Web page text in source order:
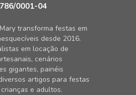
0001-04
transforma festas em
desde 2016.
em locação de
cenários
gigantes, painéis
artigos para festas
e adultos.